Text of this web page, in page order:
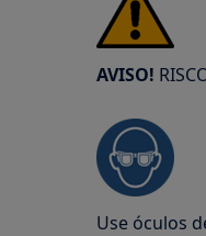
AVISO!
Use óculos